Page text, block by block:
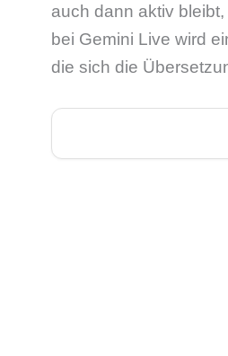
auch dann aktiv
bei Gemini Live wird
die sich die